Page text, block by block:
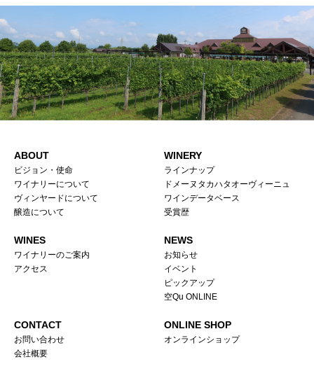
ABOUT
ビジョン・使命
ワイナリーについて
ヴィンヤードについて
醸造について
WINERY
ラインナップ
ドメーヌタカハタオーヴィーニュ
ワインデータベース
受賞歴
WINES
ワイナリーのご案内
アクセス
NEWS
お知らせ
イベント
ピックアップ
空Qu ONLINE
CONTACT
お問い合わせ
会社概要
ONLINE SHOP
オンラインショップ